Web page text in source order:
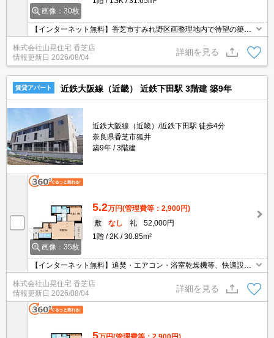
画像：30枚
【インターネット無料】香芝市すみれ野区画整理地内で待望の築浅
物件が登場♪オシャレな最新シリーズ3階建てのかわいい外観です♪
追い焚きもエアコンも浴室乾燥機もバッチリ完備☆周りの環境は緑
も公園もたくさん♪
株式会社山晃住宅 香芝店
情報更新日 2026/08/04
詳細を見る
賃貸アパート 近鉄大阪線（近畿） 近鉄下田駅 3階建 築9年
近鉄大阪線（近畿）/近鉄下田駅 徒歩4分
奈良県香芝市狐井
築9年
3階建
画像：35枚
5.2万円(管理費等：2,900円)
敷
なし 礼
52,000円
1階
2K 30.85m²
【インターネット無料】追焚・エアコン・浴室乾燥機等、快適設備
満載♪近鉄下田・近鉄五位堂・JR香芝駅もご利用いただけちゃう立
地です♪スーパー・コンビニ・薬局も近くにあってお買い物も便利で
すよ(^^)
株式会社山晃住宅 香芝店
情報更新日 2026/08/04
詳細を見る
5